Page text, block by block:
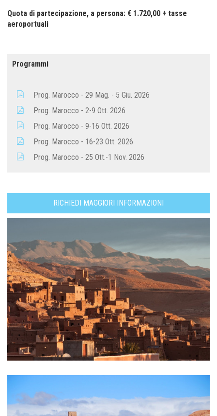
Quota di partecipazione, a persona: € 1.720,00 + tasse
aeroportuali
Programmi
Prog. Marocco - 29 Mag. - 5 Giu. 2026
Prog. Marocco - 2-9 Ott. 2026
Prog. Marocco - 9-16 Ott. 2026
Prog. Marocco - 16-23 Ott. 2026
Prog. Marocco - 25 Ott.-1 Nov. 2026
RICHIEDI MAGGIORI INFORMAZIONI